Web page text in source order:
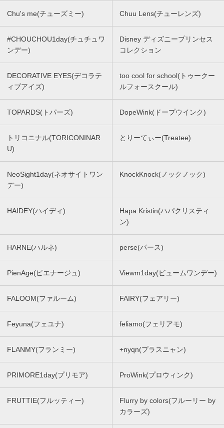
Chu's me(チューズミー) Chuu Lens(チューレンズ)
#CHOUCHOU1day(チュチュワ
ンデー)
Disney ディズニープリンセス
コレクション
DECORATIVE EYES(デコラテ
ィブアイズ)
too cool for school(トゥークー
ルフォースクール)
TOPARDS(トパーズ) DopeWink(ドープウインク)
トリコニナル(TORICONINAR
U)
とりーてぃー(Treatee)
NeoSight1day(ネオサイトワン
デー)
KnockKnock(ノックノック)
HAIDEY(ハイディ)
Hapa Kristin(ハパクリスティ
ン)
HARNE(ハルネ) perse(パース)
PienAge(ピエナージュ) Viewm1day(ビュームワンデー)
FALOOM(ファルーム) FAIRY(フェアリー)
Feyuna(フェユナ) feliamo(フェリアモ)
FLANMY(フランミー) +nyqn(プラスニャン)
PRIMORE1day(プリモア) ProWink(プロウィンク)
FRUTTIE(フルッティー)
Flurry by colors(フルーリー by
カラーズ)